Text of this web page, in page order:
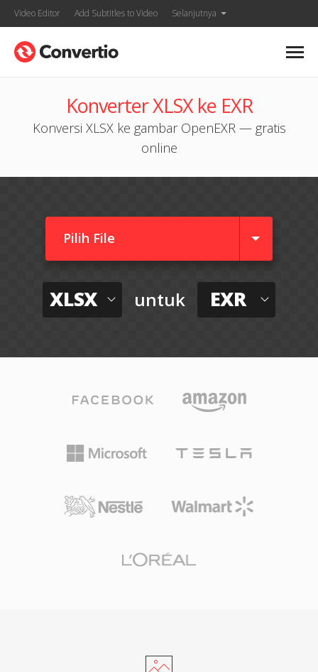
Video Editor Add Subtitles to Video Selanjutnya
Konverter XLSX ke EXR
Konversi XLSX ke gambar OpenEXR — gratis
online
Pilih File
XLSX untuk EXR